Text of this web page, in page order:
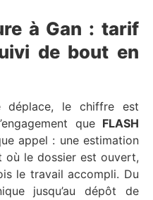
à Gan : tarif
de bout en
déplace, le chiffre est
que FLASH
appel : une estimation
où le dossier est ouvert,
le travail accompli. Du
jusqu’au dépôt de